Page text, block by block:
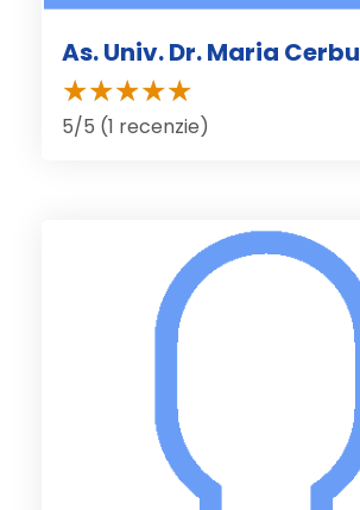
As. Univ. Dr. Maria Cerbu
5/5 (1 recenzie)